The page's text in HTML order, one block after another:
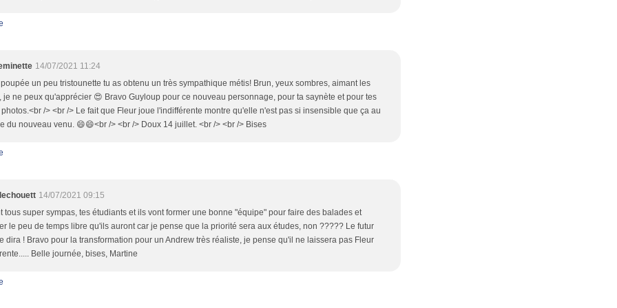
14/07/2021 11:24
un peu tristounette tu as obtenu un très sympathique métis! Brun, yeux sombres, aimant les
je ne peux qu'apprécier 😍 Bravo Guyloup pour ce nouveau personnage, pour ta saynète et pour tes
/> <br /> Le fait que Fleur joue l'indifférente montre qu'elle n'est pas si insensible que ça au
du nouveau venu. 😄😄<br /> <br /> Doux 14 juillet. <br /> <br /> Bises
14/07/2021 09:15
tous super sympas, tes étudiants et ils vont former une bonne "équipe" pour faire des balades et
le peu de temps libre qu'ils auront car je pense que la priorité sera aux études, non ????? Le futur
dira ! Bravo pour la transformation pour un Andrew très réaliste, je pense qu'il ne laissera pas Fleur
Belle journée, bises, Martine